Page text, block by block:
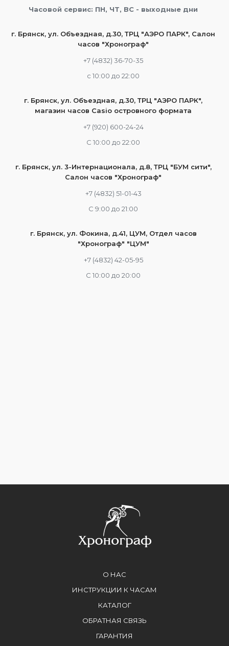
Часовой сервис: ПН, ЧТ, ВС - выходные дни
г. Брянск, ул. Объездная, д.30, ТРЦ "АЭРО ПАРК", Салон
часов "Хронограф"
+7 (4832) 36-70-35
c 10:00 до 22:00
г. Брянск, ул. Объездная, д.30, ТРЦ "АЭРО ПАРК",
магазин часов Casio островного формата
+7 (920) 600-24-24
С 10:00 до 22:00
г. Брянск, ул. 3-Интернационала, д.8, ТРЦ "БУМ сити",
Салон часов "Хронограф"
+7 (4832) 51-01-43
С 9:00 до 21:00
г. Брянск, ул. Фокина, д.41, ЦУМ, Отдел часов
"Хронограф" "ЦУМ"
+7 (4832) 42-05-95
С 10:00 до 20:00
О НАС
ИНСТРУКЦИИ К ЧАСАМ
КАТАЛОГ
ОБРАТНАЯ СВЯЗЬ
ГАРАНТИЯ